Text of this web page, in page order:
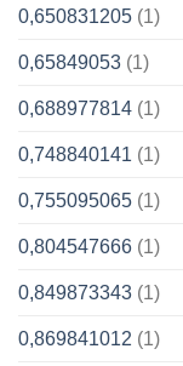
0,650831205 (1)
0,65849053 (1)
0,688977814 (1)
0,748840141 (1)
0,755095065 (1)
0,804547666 (1)
0,849873343 (1)
0,869841012 (1)